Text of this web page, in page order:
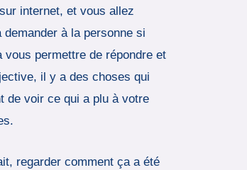
internet, et vous allez
à la personne si
permettre de répondre et
il y a des choses qui
de voir ce qui a plu à votre
regarder comment ça a été